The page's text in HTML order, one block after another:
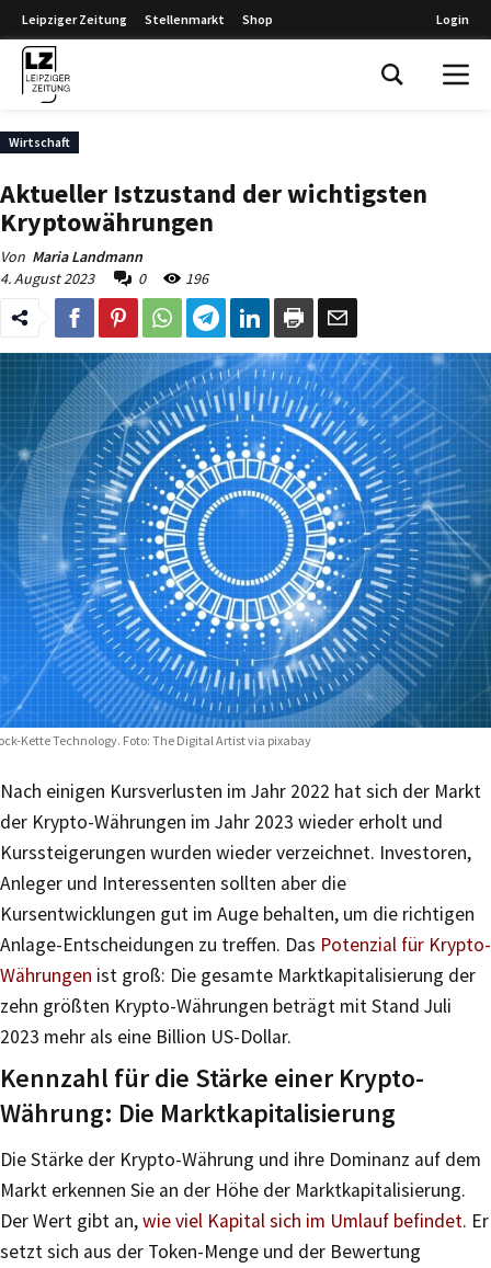
Leipziger Zeitung Stellenmarkt Shop Login
Wirtschaft
Aktueller Istzustand der wichtigsten
Kryptowährungen
Von Maria Landmann
4. August 2023
0 196
Kette Technology. Foto: The Digital Artist via pixabay
Nach einigen Kursverlusten im Jahr 2022 hat sich der Markt
der Krypto-Währungen im Jahr 2023 wieder erholt und
Kurssteigerungen wurden wieder verzeichnet. Investoren,
Anleger und Interessenten sollten aber die
Kursentwicklungen gut im Auge behalten, um die richtigen
Anlage-Entscheidungen zu treffen. Das Potenzial für Krypto-
Währungen ist groß: Die gesamte Marktkapitalisierung der
zehn größten Krypto-Währungen beträgt mit Stand Juli
2023 mehr als eine Billion US-Dollar.
Kennzahl für die Stärke einer Krypto-
Währung: Die Marktkapitalisierung
Die Stärke der Krypto-Währung und ihre Dominanz auf dem
Markt erkennen Sie an der Höhe der Marktkapitalisierung.
Der Wert gibt an,wie viel Kapital sich im Umlauf befindet. Er
setzt sich aus der Token-Menge und der Bewertung